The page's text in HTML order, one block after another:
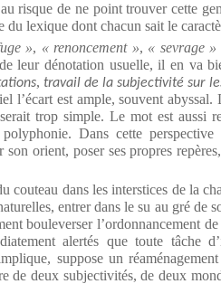
risque de ne point trouver cette
du lexique dont chacun sait le
», « renoncement », « sevrage »
leur dénotation usuelle, il en va
, travail de la subjectivité sur
l’écart est ample, souvent abyssal.
trop simple. Le mot est aussi
Dans cette
orient, poser ses propres
couteau dans les interstices de la
entrer dans le su au gré de
bouleverser l’ordonnancement
alertés que toute tâche
suppose un
de deux subjectivités, de deux